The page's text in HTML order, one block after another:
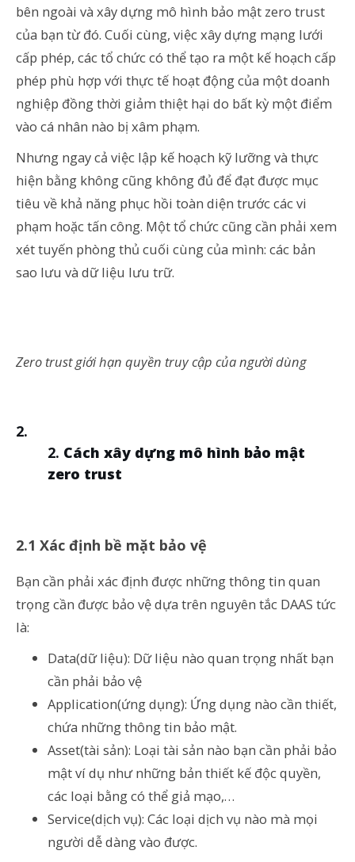
bên ngoài và xây dựng mô hình bảo mật zero trust
của bạn từ đó. Cuối cùng, việc xây dựng mạng lưới
cấp phép, các tổ chức có thể tạo ra một kế hoạch cấp
phép phù hợp với thực tế hoạt động của một doanh
nghiệp đồng thời giảm thiệt hại do bất kỳ một điểm
vào cá nhân nào bị xâm phạm.
Nhưng ngay cả việc lập kế hoạch kỹ lưỡng và thực
hiện bằng không cũng không đủ để đạt được mục
tiêu về khả năng phục hồi toàn diện trước các vi
phạm hoặc tấn công. Một tổ chức cũng cần phải xem
xét tuyến phòng thủ cuối cùng của mình: các bản
sao lưu và dữ liệu lưu trữ.
Zero trust giới hạn quyền truy cập của người dùng
Cách xây dựng mô hình bảo mật
zero trust
2.1 Xác định bề mặt bảo vệ
Bạn cần phải xác định được những thông tin quan
trọng cần được bảo vệ dựa trên nguyên tắc DAAS tức
là:
Data(dữ liệu): Dữ liệu nào quan trọng nhất bạn
cần phải bảo vệ
Application(ứng dụng): Ứng dụng nào cần thiết,
chứa những thông tin bảo mật.
Asset(tài sản): Loại tài sản nào bạn cần phải bảo
mật ví dụ như những bản thiết kế độc quyền,
các loại bằng có thể giả mạo,…
Service(dịch vụ): Các loại dịch vụ nào mà mọi
người dễ dàng vào được.